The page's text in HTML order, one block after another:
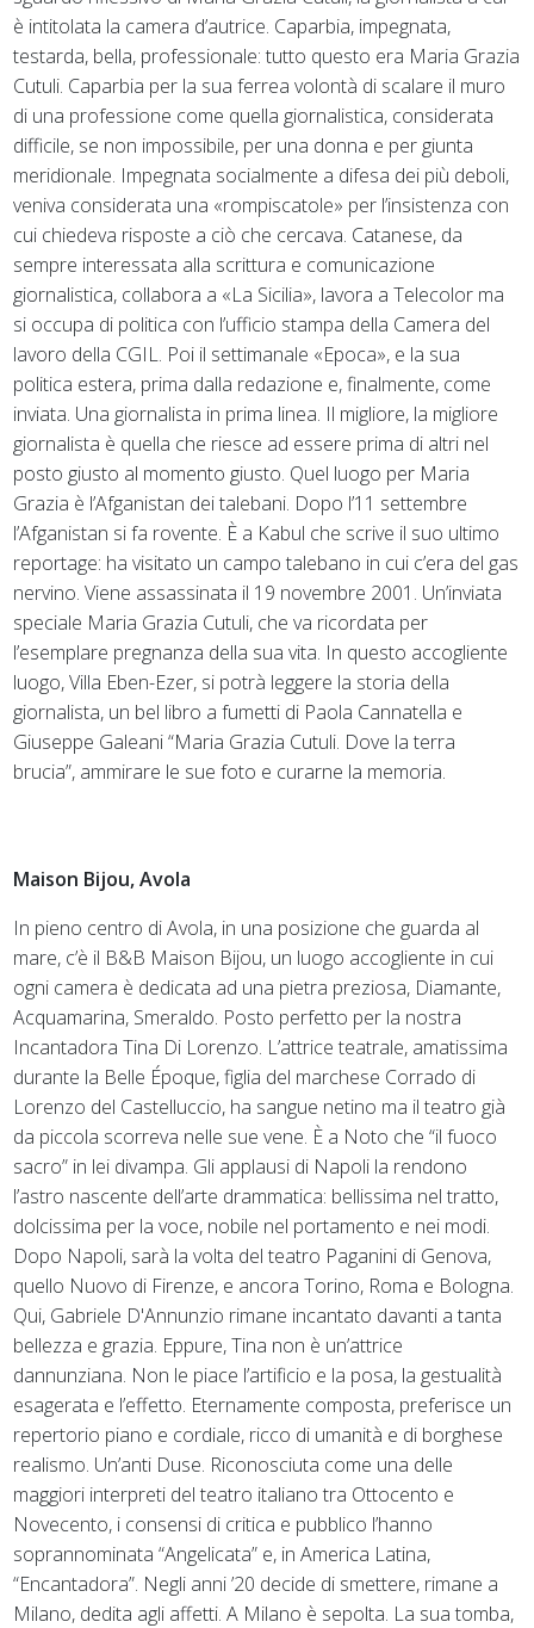
è intitolata la camera d’autrice. Caparbia, impegnata,
testarda, bella, professionale: tutto questo era Maria Grazia
Cutuli. Caparbia per la sua ferrea volontà di scalare il muro
di una professione come quella giornalistica, considerata
difficile, se non impossibile, per una donna e per giunta
meridionale. Impegnata socialmente a difesa dei più deboli,
veniva considerata una «rompiscatole» per l’insistenza con
cui chiedeva risposte a ciò che cercava. Catanese, da
sempre interessata alla scrittura e comunicazione
giornalistica, collabora a «La Sicilia», lavora a Telecolor ma
si occupa di politica con l’ufficio stampa della Camera del
lavoro della CGIL. Poi il settimanale «Epoca», e la sua
politica estera, prima dalla redazione e, finalmente, come
inviata. Una giornalista in prima linea. Il migliore, la migliore
giornalista è quella che riesce ad essere prima di altri nel
posto giusto al momento giusto. Quel luogo per Maria
Grazia è l’Afganistan dei talebani. Dopo l’11 settembre
l’Afganistan si fa rovente. È a Kabul che scrive il suo ultimo
reportage: ha visitato un campo talebano in cui c’era del gas
nervino. Viene assassinata il 19 novembre 2001. Un’inviata
speciale Maria Grazia Cutuli, che va ricordata per
l’esemplare pregnanza della sua vita. In questo accogliente
luogo, Villa Eben-Ezer, si potrà leggere la storia della
giornalista, un bel libro a fumetti di Paola Cannatella e
Giuseppe Galeani “Maria Grazia Cutuli. Dove la terra
brucia”, ammirare le sue foto e curarne la memoria.
Maison Bijou, Avola
In pieno centro di Avola, in una posizione che guarda al
mare, c’è il B&B Maison Bijou, un luogo accogliente in cui
ogni camera è dedicata ad una pietra preziosa, Diamante,
Acquamarina, Smeraldo. Posto perfetto per la nostra
Incantadora Tina Di Lorenzo. L’attrice teatrale, amatissima
durante la Belle Époque, figlia del marchese Corrado di
Lorenzo del Castelluccio, ha sangue netino ma il teatro già
da piccola scorreva nelle sue vene. È a Noto che “il fuoco
sacro” in lei divampa. Gli applausi di Napoli la rendono
l’astro nascente dell’arte drammatica: bellissima nel tratto,
dolcissima per la voce, nobile nel portamento e nei modi.
Dopo Napoli, sarà la volta del teatro Paganini di Genova,
quello Nuovo di Firenze, e ancora Torino, Roma e Bologna.
Qui, Gabriele D'Annunzio rimane incantato davanti a tanta
bellezza e grazia. Eppure, Tina non è un’attrice
dannunziana. Non le piace l’artificio e la posa, la gestualità
esagerata e l’effetto. Eternamente composta, preferisce un
repertorio piano e cordiale, ricco di umanità e di borghese
realismo. Un’anti Duse. Riconosciuta come una delle
maggiori interpreti del teatro italiano tra Ottocento e
Novecento, i consensi di critica e pubblico l’hanno
soprannominata “Angelicata” e, in America Latina,
“Encantadora”. Negli anni ’20 decide di smettere, rimane a
Milano, dedita agli affetti. A Milano è sepolta. La sua tomba,